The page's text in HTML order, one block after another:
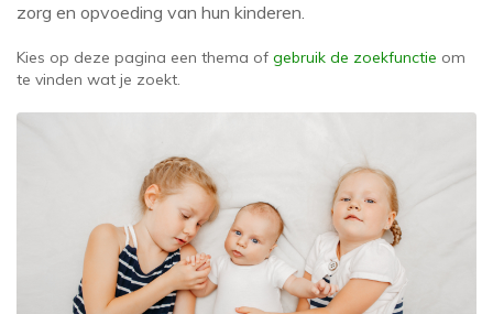
zorg en opvoeding van hun kinderen.
Kies op deze pagina een thema of gebruik de zoekfunctie om
te vinden wat je zoekt.